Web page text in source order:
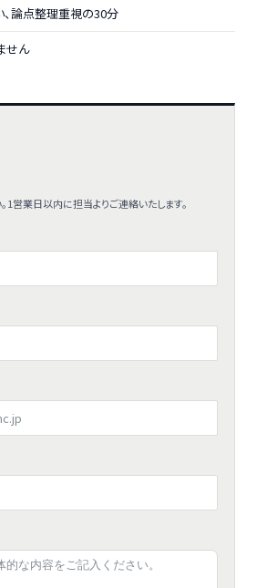
論点整理重視の30分
せん
1営業日以内に担当よりご連絡いたします。